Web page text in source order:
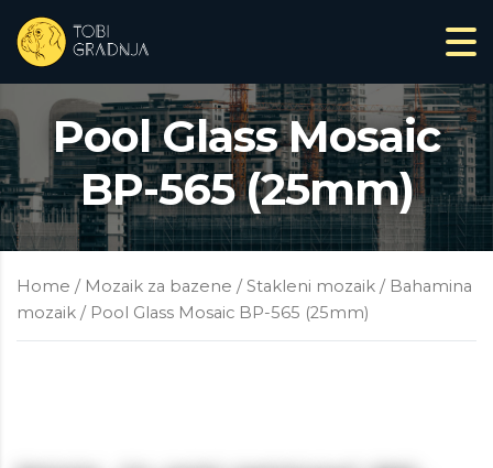
Pool Glass Mosaic
BP-565 (25mm)
Home / Mozaik za bazene /Stakleni mozaik / Bahamina
mozaik / Pool Glass Mosaic BP-565 (25mm)